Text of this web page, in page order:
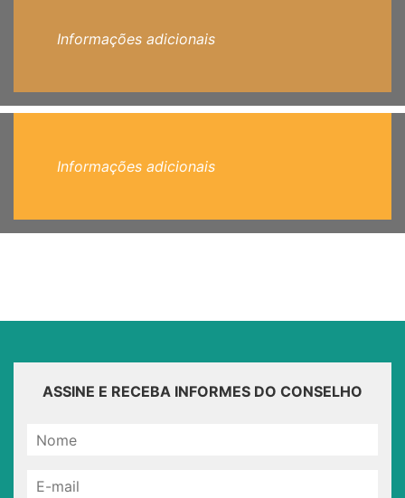
Informações adicionais
Informações adicionais
ASSINE E RECEBA INFORMES DO CONSELHO